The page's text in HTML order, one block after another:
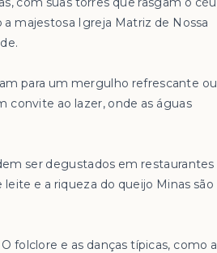
a majestosa Igreja Matriz de Nossa
para um mergulho refrescante ou
convite ao lazer, onde as águas
ser degustados em restaurantes
e a riqueza do queijo Minas são
folclore e as danças típicas, como a